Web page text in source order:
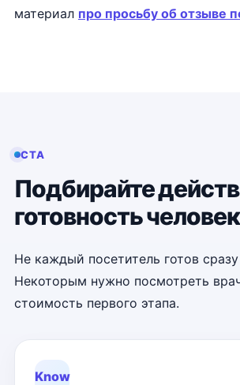
материал про просьбу об отзыве
CTA
Подбирайте
готовность
Не каждый посетитель готов сразу
Некоторым нужно посмотреть
стоимость первого этапа.
Know